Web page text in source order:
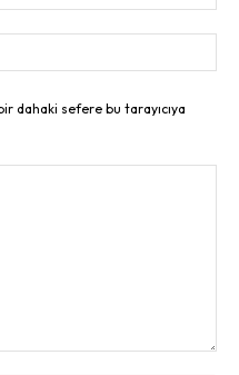
dahaki sefere bu tarayıcıya